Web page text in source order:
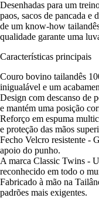
Desenhadas para um
paos, sacos de pancada e
de um know-how
qualidade garante uma
Características principais
Couro bovino tailandês
inigualável e um
Design com descanso de
e mantém uma posição
Reforço em espuma
e proteção das mãos
Fecho Velcro resistente -
apoio do punho.
A marca Classic Twins -
reconhecido em todo o
Fabricado à mão na
padrões mais exigentes.